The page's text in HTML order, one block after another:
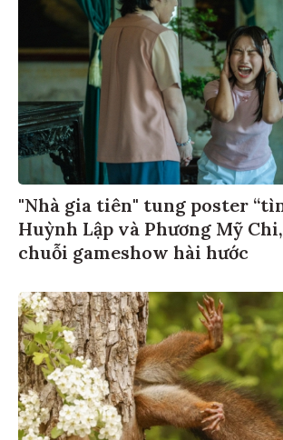
"Nhà gia tiên" tung poster
Huỳnh Lập và Phương Mỹ
chuỗi gameshow hài hước